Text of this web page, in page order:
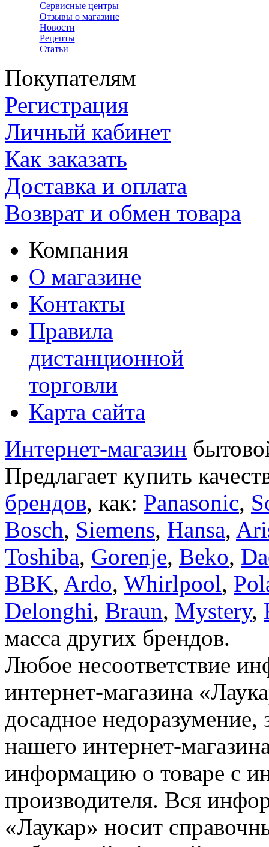
Сервисные центры
Отзывы о магазине
Новости
Рецепты
Статьи
Покупателям
Регистрация
Личный кабинет
Как заказать
Доставка и оплата
Возврат и обмен товара
Компания
О магазине
Контакты
Правила
дистанционной
торговли
Карта сайта
Интернет-магазин
Предлагает купить
брендов, как: Panasonic,
Bosch, Siemens, Hansa,
Toshiba, Gorenje, Beko,
BBK, Ardo, Whirlpool,
Delonghi, Braun, Mystery,
масса других брендов.
Любое несоответствие
интернет-магазина
досадное недоразумение,
нашего интернет-
информацию о товаре с
производителя. Вся
«Лаукар» носит